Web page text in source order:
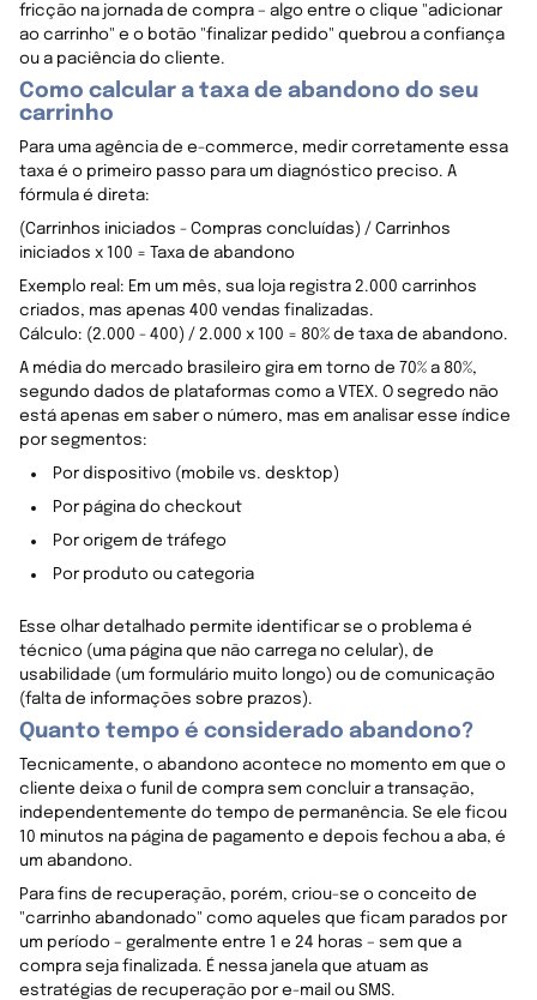
fricção na jornada de compra – algo entre o clique "adicionar
ao carrinho" e o botão "finalizar pedido" quebrou a confiança
ou a paciência do cliente.
Como calcular a taxa de abandono do seu
carrinho
Para uma agência de e-commerce, medir corretamente essa
taxa é o primeiro passo para um diagnóstico preciso. A
fórmula é direta:
(Carrinhos iniciados - Compras concluídas) / Carrinhos
iniciados x 100 = Taxa de abandono
Exemplo real: Em um mês, sua loja registra 2.000 carrinhos
criados, mas apenas 400 vendas finalizadas.
Cálculo: (2.000 - 400) / 2.000 x 100 = 80% de taxa de abandono.
A média do mercado brasileiro gira em torno de 70% a 80%,
segundo dados de plataformas como a VTEX. O segredo não
está apenas em saber o número, mas em analisar esse índice
por segmentos:
Por dispositivo (mobile vs. desktop)
Por página do checkout
Por origem de tráfego
Por produto ou categoria
Esse olhar detalhado permite identificar se o problema é
técnico (uma página que não carrega no celular), de
usabilidade (um formulário muito longo) ou de comunicação
(falta de informações sobre prazos).
Quanto tempo é considerado abandono?
Tecnicamente, o abandono acontece no momento em que o
cliente deixa o funil de compra sem concluir a transação,
independentemente do tempo de permanência. Se ele ficou
10 minutos na página de pagamento e depois fechou a aba, é
um abandono.
Para fins de recuperação, porém, criou-se o conceito de
"carrinho abandonado" como aqueles que ficam parados por
um período – geralmente entre 1 e 24 horas – sem que a
compra seja finalizada. É nessa janela que atuam as
estratégias de recuperação por e-mail ou SMS.